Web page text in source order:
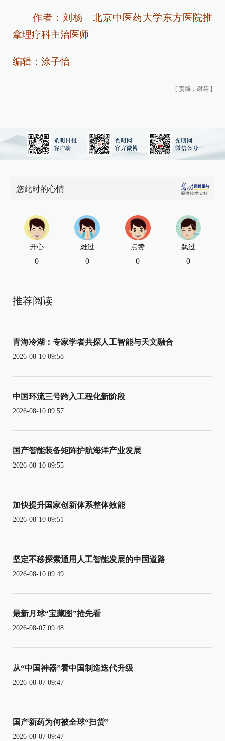
作者：刘杨 北京中医药大学东方医院推
拿理疗科主治医师
编辑：涂子怡
[ 责编：谢芸 ]
您此时的心情
开心
0
难过
0
点赞
0
飘过
0
推荐阅读
青海冷湖：专家学者共探人工智能与天文融合
2026-08-10 09:58
中国环流三号跨入工程化新阶段
2026-08-10 09:57
国产智能装备矩阵护航海洋产业发展
2026-08-10 09:55
加快提升国家创新体系整体效能
2026-08-10 09:51
坚定不移探索通用人工智能发展的中国道路
2026-08-10 09:49
最新月球“宝藏图”抢先看
2026-08-07 09:48
从“中国神器”看中国制造迭代升级
2026-08-07 09:47
国产新药为何被全球“扫货”
2026-08-07 09:47